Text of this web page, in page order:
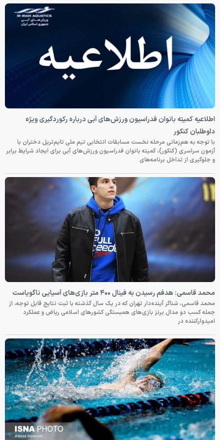
اطلاعیه کمیته بانوان فدراسیون ورزش‌های آبی درباره رکوردگیری ویژه
داوطلبان کنکور
با توجه به هم‌زمانی مرحله نخست مسابقات انتخابی تیم ملی تایم‌تریل دختران با
آزمون سراسری (کنکور)، کمیته بانوان فدراسیون ورزش‌های آبی برای ایجاد شرایط برابر
و جلوگیری از تداخل برنامه‌های
محمد قاسمی: هدفم رسیدن به فینال ۴۰۰ متر بازی‌های آسیایی ناگویاست
محمد قاسمی، شناگر آینده‌دار تهران که در یک سال گذشته با ثبت نتایج قابل توجه، از
جمله کسب دو مدال برنز بازی‌های همبستگی کشورهای اسلامی ریاض و عملکرد
امیدوارکننده در